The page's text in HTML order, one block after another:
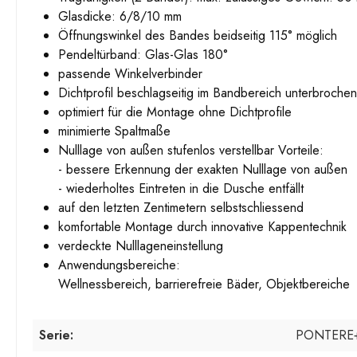
Glasdicke: 6/8/10 mm
Öffnungswinkel des Bandes beidseitig 115° möglich
Pendeltürband: Glas-Glas 180°
passende Winkelverbinder
Dichtprofil beschlagseitig im Bandbereich unterbrochen
optimiert für die Montage ohne Dichtprofile
minimierte Spaltmaße
Nulllage von außen stufenlos verstellbar Vorteile:
- bessere Erkennung der exakten Nulllage von außen
- wiederholtes Eintreten in die Dusche entfällt
auf den letzten Zentimetern selbstschliessend
komfortable Montage durch innovative Kappentechnik
verdeckte Nulllageneinstellung
Anwendungsbereiche:
Wellnessbereich, barrierefreie Bäder, Objektbereiche
Serie: